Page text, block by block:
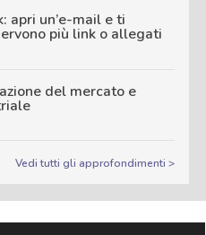
apri un’e-mail e ti
più link o allegati
del mercato e
Vedi tutti gli approfondimenti >